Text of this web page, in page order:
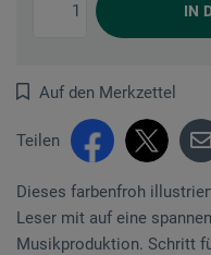
IN
Auf den Merkzettel
Teilen
Dieses farbenfroh
Leser mit auf eine
Musikproduktion. Schritt